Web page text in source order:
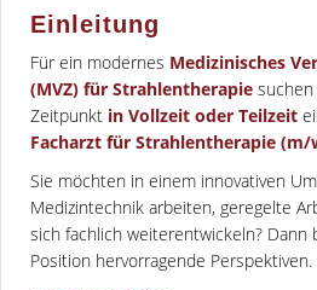
Einleitung
Für ein modernes Medizinisches
(MVZ) für Strahlentherapie
Zeitpunkt in Vollzeit oder Teilzeit
Facharzt für Strahlentherapie
Sie möchten in einem innovativen
Medizintechnik arbeiten, geregelte
sich fachlich weiterentwickeln? Dann
Position hervorragende Perspektiven.